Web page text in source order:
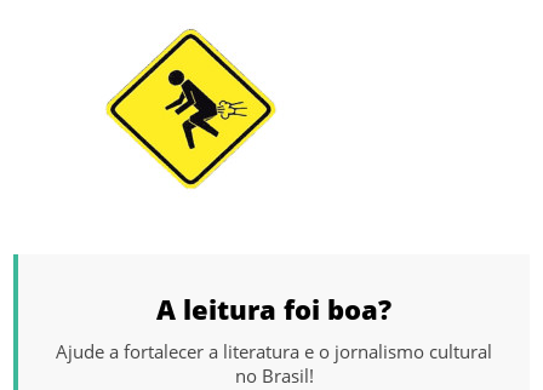
A leitura foi boa?
Ajude a fortalecer a literatura e o jornalismo cultural
no Brasil!